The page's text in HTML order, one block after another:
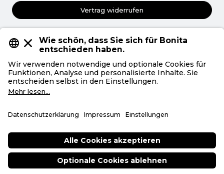
Vertrag widerrufen
AGB
Datenschutz
Privatsphäre
Deutsch